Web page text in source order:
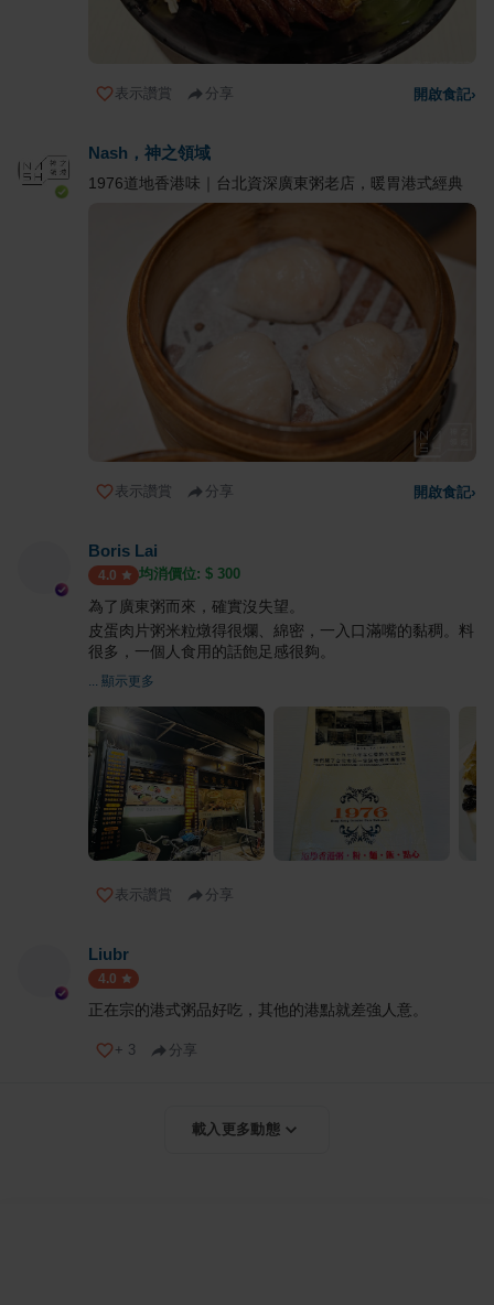
表示讚賞 分享 開啟食記›
Nash，神之領域
1976道地香港味｜台北資深廣東粥老店，暖胃港式經典
表示讚賞 分享 開啟食記›
Boris Lai
4.0 均消價位: $ 300
為了廣東粥而來，確實沒失望。
皮蛋肉片粥米粒燉得很爛、綿密，一入口滿嘴的黏稠。料
很多，一個人食用的話飽足感很夠。
... 顯示更多
表示讚賞 分享
Liubr
4.0
正在宗的港式粥品好吃，其他的港點就差強人意。
+ 3 分享
載入更多動態